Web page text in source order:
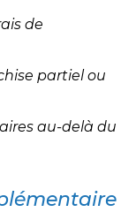
de
partiel ou
au-delà du